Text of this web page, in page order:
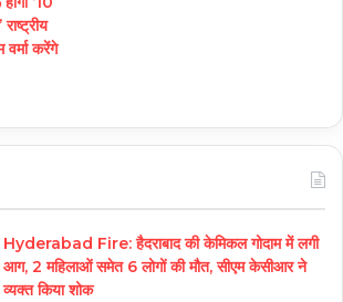
वर्मा करेंगे
Hyderabad Fire: हैदराबाद की केमिकल गोदाम में लगी
आग, 2 महिलाओं समेत 6 लोगों की मौत, सीएम केसीआर ने
व्यक्त किया शोक